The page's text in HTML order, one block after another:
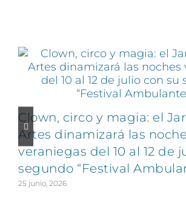
Clown, circo y magia: el
Artes dinamizará las
veraniegas del 10 al 12 de
segundo “Festival
25 junio, 2026